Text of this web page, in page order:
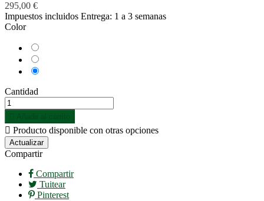
295,00 €
Impuestos incluidos Entrega: 1 a 3 semanas
Color
Cantidad
 Producto disponible con otras opciones
Compartir
Compartir
Tuitear
Pinterest